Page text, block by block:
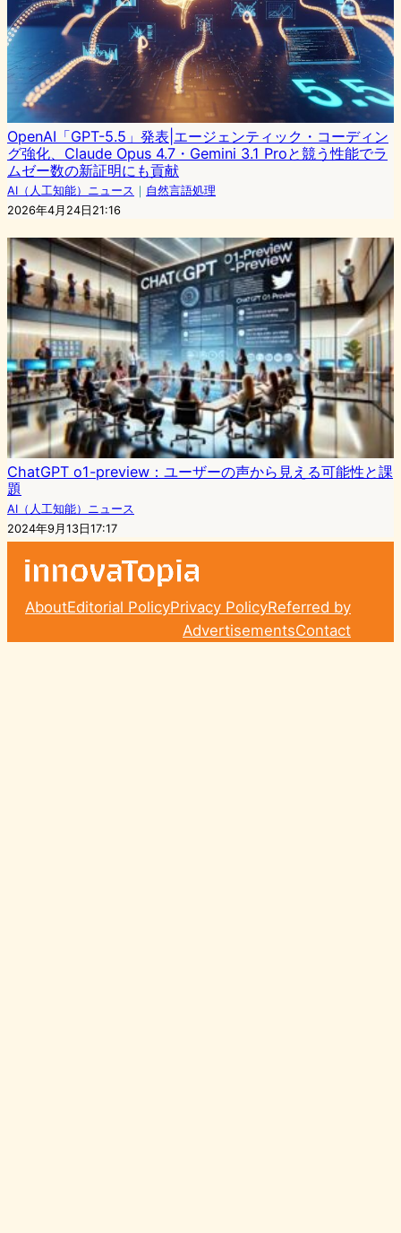
OpenAI「GPT-5.5」発表|エージェンティック・コーディン
グ強化、Claude Opus 4.7・Gemini 3.1 Proと競う性能でラ
ムゼー数の新証明にも貢献
AI（人工知能）ニュース ｜ 自然言語処理
2026年4月24日21:16
ChatGPT o1-preview：ユーザーの声から見える可能性と課
題
AI（人工知能）ニュース
2024年9月13日17:17
AboutEditorial PolicyPrivacy PolicyReferred by
AdvertisementsContact